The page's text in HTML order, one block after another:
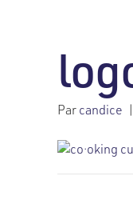
Parcandice |